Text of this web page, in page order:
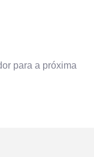
para a próxima